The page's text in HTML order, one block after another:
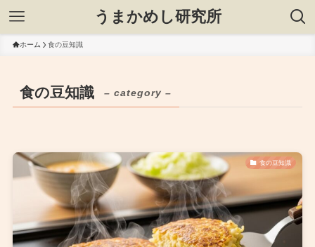
うまかめし研究所
ホーム 食の豆知識
食の豆知識 – category –
食の豆知識